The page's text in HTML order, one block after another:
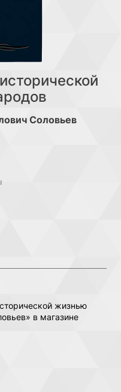
Соловьев
жизнью
в магазине